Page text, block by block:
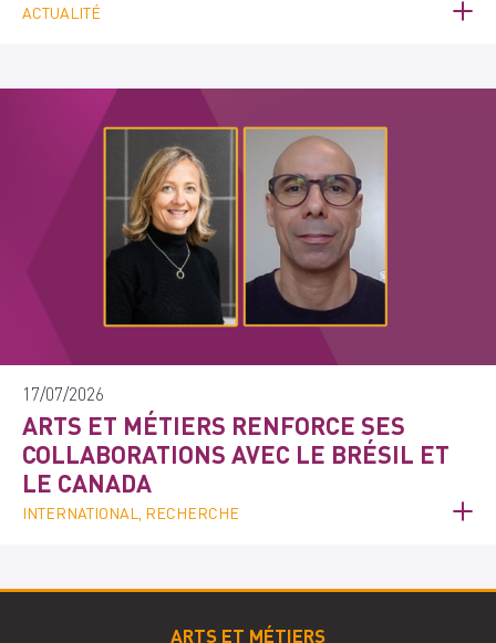
ACTUALITÉ
17/07/2026
ARTS ET MÉTIERS RENFORCE SES
COLLABORATIONS AVEC LE BRÉSIL ET
LE CANADA
INTERNATIONAL, RECHERCHE
ARTS ET MÉTIERS